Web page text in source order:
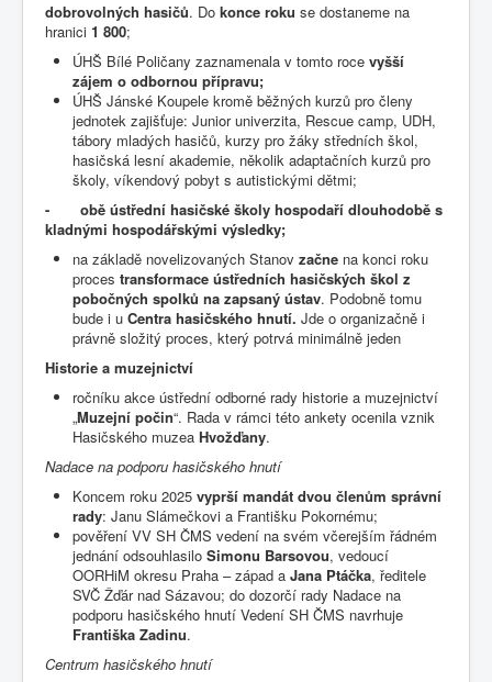
dobrovolných hasičů. Do konce roku se dostaneme na
hranici 1 800;
ÚHŠ Bílé Poličany zaznamenala v tomto roce vyšší
zájem o odbornou přípravu;
ÚHŠ Jánské Koupele kromě běžných kurzů pro členy
jednotek zajišťuje: Junior univerzita, Rescue camp, UDH,
tábory mladých hasičů, kurzy pro žáky středních škol,
hasičská lesní akademie, několik adaptačních kurzů pro
školy, víkendový pobyt s autistickými dětmi;
- obě ústřední hasičské školy hospodaří dlouhodobě s
kladnými hospodářskými výsledky;
na základě novelizovaných Stanov začne na konci roku
proces transformace ústředních hasičských škol z
pobočných spolků na zapsaný ústav. Podobně tomu
bude i u Centra hasičského hnutí. Jde o organizačně i
právně složitý proces, který potrvá minimálně jeden
Historie a muzejnictví
ročníku akce ústřední odborné rady historie a muzejnictví
„Muzejní počin“. Rada v rámci této ankety ocenila vznik
Hasičského muzea Hvožďany.
Nadace na podporu hasičského hnutí
Koncem roku 2025 vyprší mandát dvou členům správní
rady: Janu Slámečkovi a Františku Pokornému;
pověření VV SH ČMS vedení na svém včerejším řádném
jednání odsouhlasilo Simonu Barsovou, vedoucí
OORHiM okresu Praha – západ a Jana Ptáčka, ředitele
SVČ Žďár nad Sázavou; do dozorčí rady Nadace na
podporu hasičského hnutí Vedení SH ČMS navrhuje
Františka Zadinu.
Centrum hasičského hnutí